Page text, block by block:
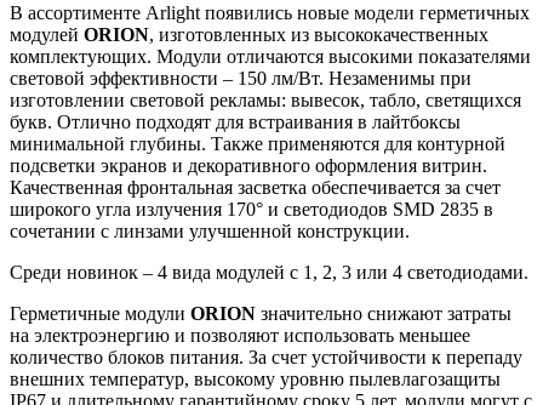
В ассортименте Arlight появились новые модели герметичных
модулей ORION, изготовленных из высококачественных
комплектующих. Модули отличаются высокими показателями
световой эффективности – 150 лм/Вт. Незаменимы при
изготовлении световой рекламы: вывесок, табло, светящихся
букв. Отлично подходят для встраивания в лайтбоксы
минимальной глубины. Также применяются для контурной
подсветки экранов и декоративного оформления витрин.
Качественная фронтальная засветка обеспечивается за счет
широкого угла излучения 170° и светодиодов SMD 2835 в
сочетании с линзами улучшенной конструкции.
Среди новинок – 4 вида модулей с 1, 2, 3 или 4 светодиодами.
Герметичные модули ORION значительно снижают затраты
на электроэнергию и позволяют использовать меньшее
количество блоков питания. За счет устойчивости к перепаду
внешних температур, высокому уровню пылевлагозащиты
IP67 и длительному гарантийному сроку 5 лет, модули могут с